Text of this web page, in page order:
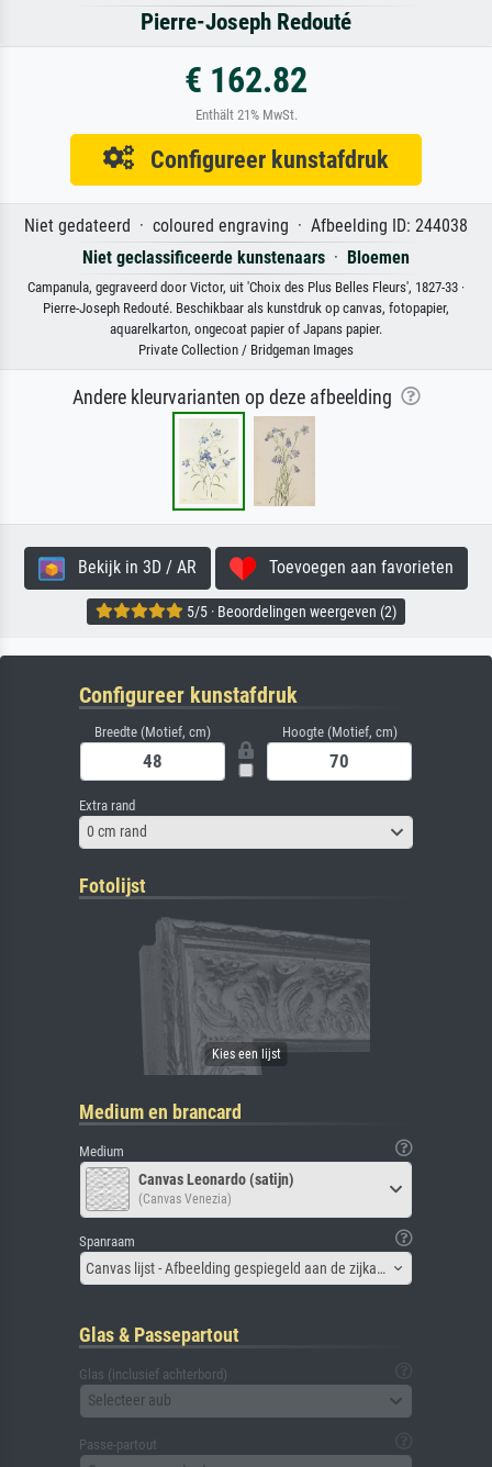
Pierre-Joseph Redouté
€ 162.82
Enthält 21% MwSt.
Configureer kunstafdruk
Niet gedateerd · coloured engraving · Afbeelding ID: 244038
Niet geclassificeerde kunstenaars · Bloemen
Campanula, gegraveerd door Victor, uit 'Choix des Plus Belles Fleurs', 1827-33 ·
Pierre-Joseph Redouté. Beschikbaar als kunstdruk op canvas, fotopapier,
aquarelkarton, ongecoat papier of Japans papier.
Private Collection / Bridgeman Images
Andere kleurvarianten op deze afbeelding
Bekijk in 3D / AR Toevoegen aan favorieten
5/5 · Beoordelingen weergeven (2)
Configureer kunstafdruk
Breedte (Motief, cm) Hoogte (Motief, cm)
Extra rand
0 cm rand
Fotolijst
Medium en brancard
Medium
Canvas Leonardo (satijn)
(Canvas Venezia)
Spanraam
Canvas lijst - Afbeelding gespiegeld aan de zijkant
Glas & Passepartout
Glas (inclusief achterbord)
Selecteer aub
Passe-partout